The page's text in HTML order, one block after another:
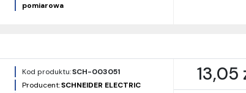
pomiarowa
Kod produktu:SCH-003051
Producent:SCHNEIDER ELECTRIC
13,05